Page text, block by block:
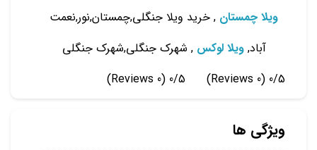
ویلا چمستان , خرید ویلا جنگلی,چمستان,نور,نعمت
آباد,ویلا لوکس , شهرک جنگلی,شهرک جنگلی
0/5
(0 Reviews)
0/5
(0 Reviews)
ویژگی ها